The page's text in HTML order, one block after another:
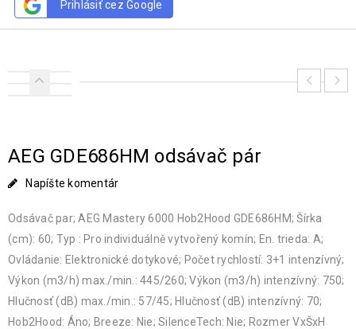
Prihlásiť cez Google
AEG GDE686HM odsávač pár
Napíšte komentár
Odsávač par; AEG Mastery 6000 Hob2Hood GDE686HM; Šírka
(cm): 60; Typ : Pro individuálně vytvořený komín; En. trieda: A;
Ovládanie: Elektronické dotykové; Počet rychlostí: 3+1 intenzívný;
Výkon (m3/h) max./min.: 445/260; Výkon (m3/h) intenzívný: 750;
Hlučnosť (dB) max./min.: 57/45; Hlučnosť (dB) intenzívný: 70;
Hob2Hood: Áno; Breeze: Nie; SilenceTech: Nie; Rozmer VxŠxH